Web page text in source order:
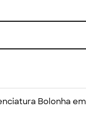
Bolonha em